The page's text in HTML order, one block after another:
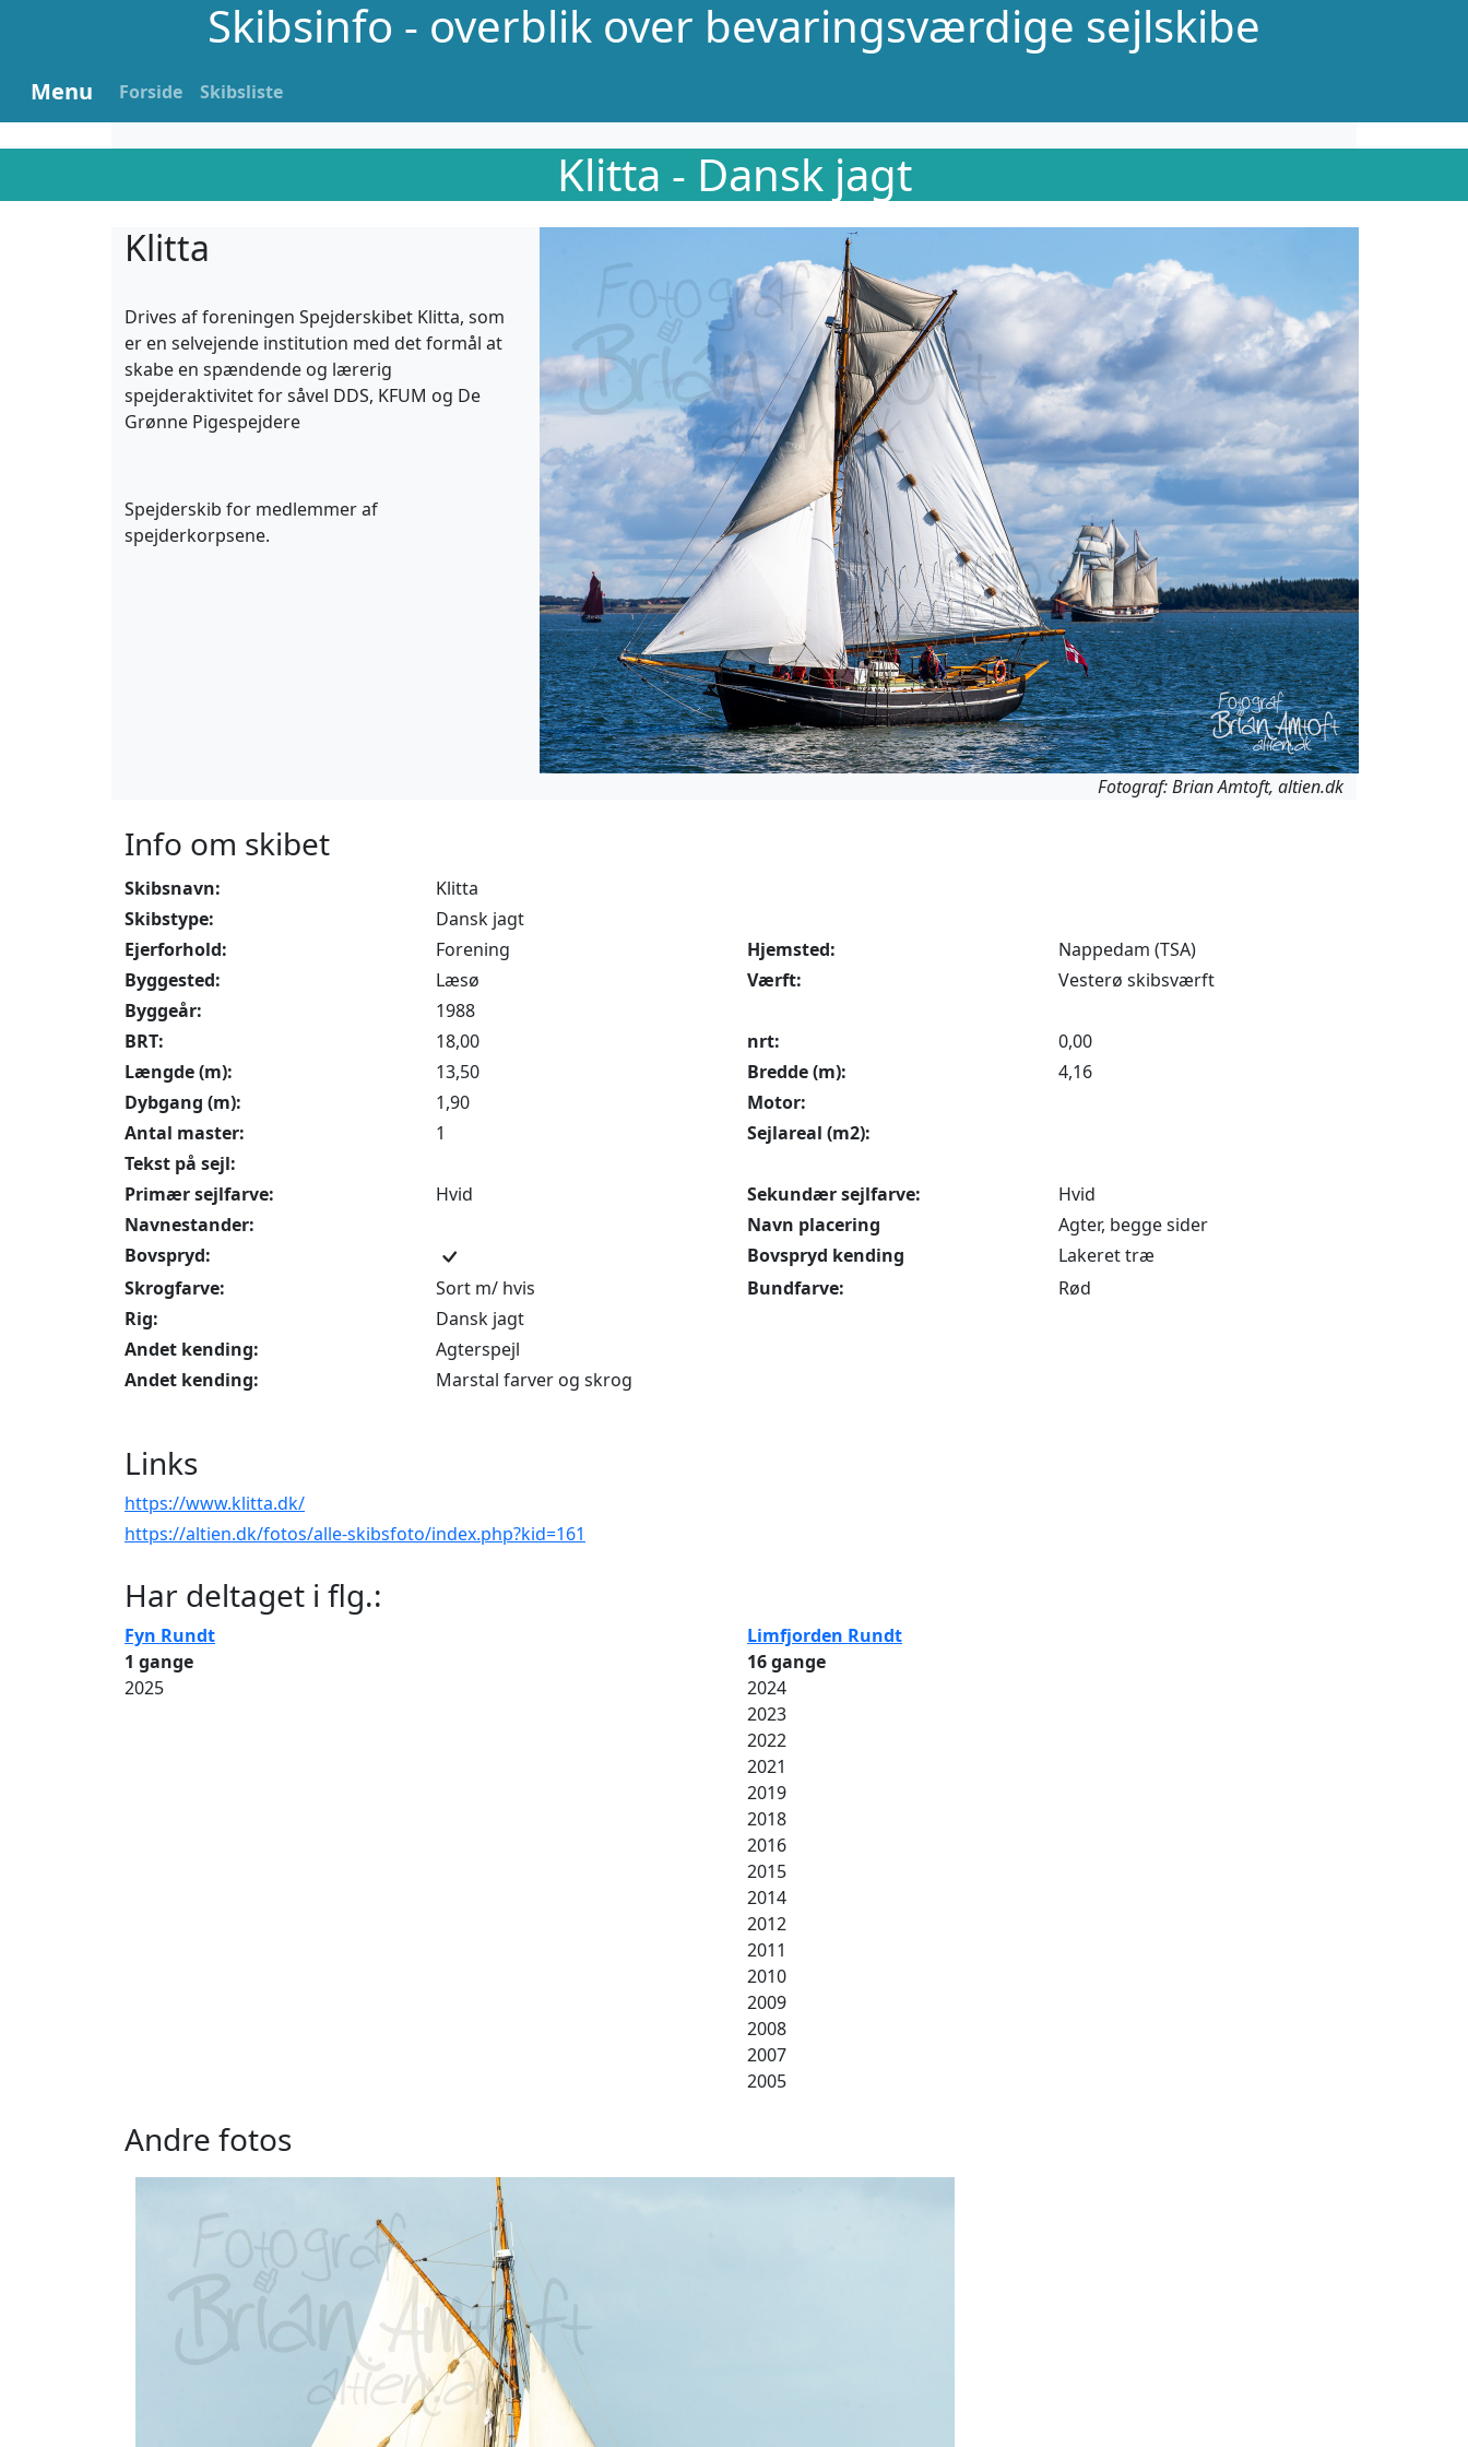
Skibsinfo - overblik over bevaringsværdige sejlskibe
Menu Forside Skibsliste
Klitta - Dansk jagt
Klitta
Drives af foreningen Spejderskibet Klitta, som
er en selvejende institution med det formål at
skabe en spændende og lærerig
spejderaktivitet for såvel DDS, KFUM og De
Grønne Pigespejdere
Spejderskib for medlemmer af
spejderkorpsene.
Fotograf: Brian Amtoft, altien.dk
Info om skibet
Skibsnavn:
Klitta
Skibstype:
Dansk jagt
Ejerforhold:
Forening Hjemsted:
Nappedam (TSA)
Byggested:
Læsø Værft:
Vesterø skibsværft
Byggeår:
1988
BRT:
18,00 nrt:
0,00
Længde (m):
13,50 Bredde (m):
4,16
Dybgang (m):
1,90
Motor:
Antal master:
1
Sejlareal (m2):
Tekst på sejl:
Primær sejlfarve:
Hvid Sekundær sejlfarve:
Hvid
Navnestander:
Navn placering
Agter, begge sider
Bovspryd:
Bovspryd kending
Lakeret træ
Skrogfarve:
Sort m/ hvis Bundfarve:
Rød
Rig:
Dansk jagt
Andet kending:
Agterspejl
Andet kending:
Marstal farver og skrog
Links
https://www.klitta.dk/
https://altien.dk/fotos/alle-skibsfoto/index.php?kid=161
Har deltaget i flg.:
Fyn Rundt
1 gange
Limfjorden Rundt
16 gange
2025
2024
2023
2022
2021
2019
2018
2016
2015
2014
2012
2011
2010
2009
2008
2007
2005
Andre fotos